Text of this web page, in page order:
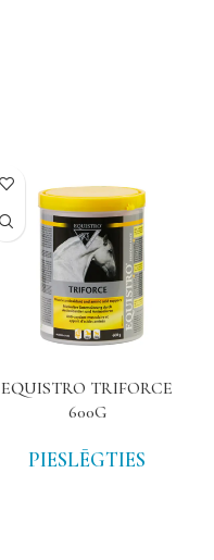
EQUISTRO TRIFORCE
600G
PIESLĒGTIES